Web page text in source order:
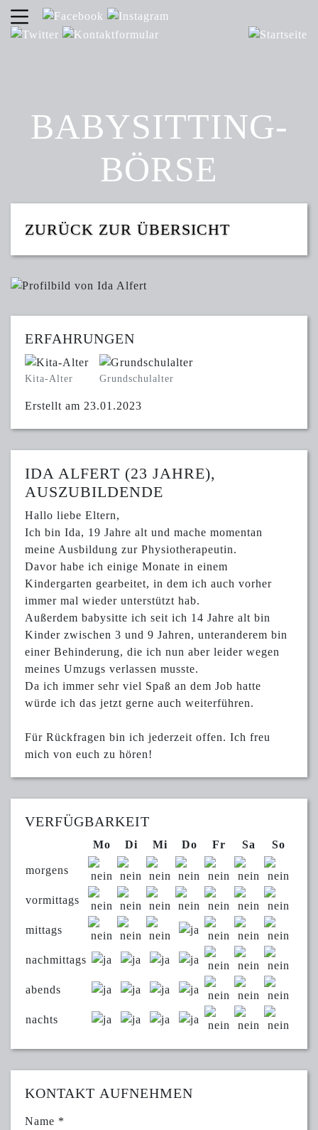
BABY­SITTING­
BÖRSE
ZURÜCK ZUR ÜBERSICHT
ERFAHRUNGEN
Kita-Alter Grundschulalter
Erstellt am 23.01.2023
IDA ALFERT (23 JAHRE),
AUSZUBILDENDE
Hallo liebe Eltern,
Ich bin Ida, 19 Jahre alt und mache momentan
meine Ausbildung zur Physiotherapeutin.
Davor habe ich einige Monate in einem
Kindergarten gearbeitet, in dem ich auch vorher
immer mal wieder unterstützt hab.
Außerdem babysitte ich seit ich 14 Jahre alt bin
Kinder zwischen 3 und 9 Jahren, unteranderem bin
einer Behinderung, die ich nun aber leider wegen
meines Umzugs verlassen musste.
Da ich immer sehr viel Spaß an dem Job hatte
würde ich das jetzt gerne auch weiterführen.
Für Rückfragen bin ich jederzeit offen. Ich freu
mich von euch zu hören!
VERFÜGBARKEIT
Mo Di Mi Do Fr Sa So
morgens
vormittags
mittags
nachmittags
abends
nachts
KONTAKT AUFNEHMEN
Name *